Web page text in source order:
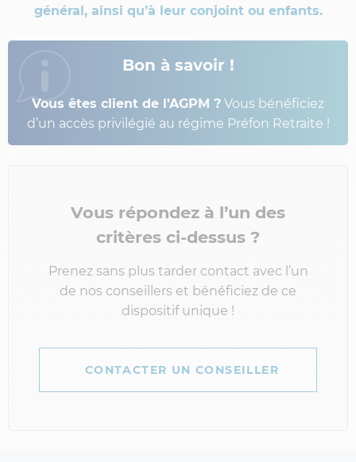
général, ainsi qu’à leur conjoint ou enfants.
Bon à savoir !
Vous êtes client de l'AGPM ? Vous bénéficiez
d’un accès privilégié au régime Préfon Retraite !
Vous répondez à l’un des
critères ci-dessus ?
Prenez sans plus tarder contact avec l’un
de nos conseillers et bénéficiez de ce
dispositif unique !
CONTACTER UN CONSEILLER